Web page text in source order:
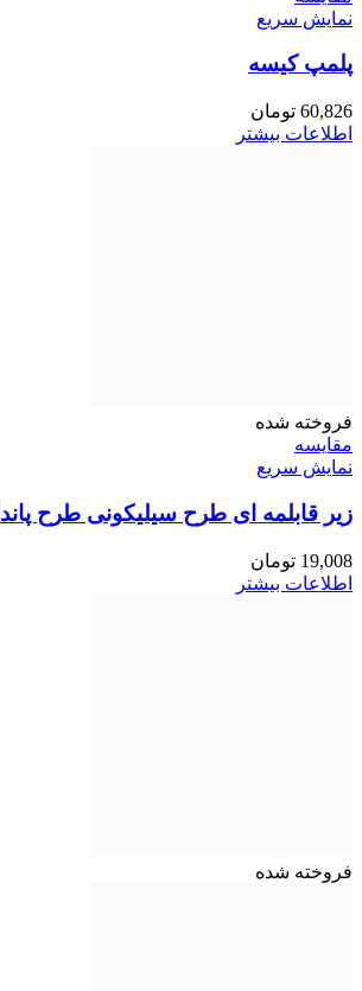
نمایش سریع
پلمپ کیسه
60,826 تومان
اطلاعات بیشتر
فروخته شده
مقايسه
نمایش سریع
زیر قابلمه ای طرح سیلیکونی طرح پاندا
19,008 تومان
اطلاعات بیشتر
فروخته شده